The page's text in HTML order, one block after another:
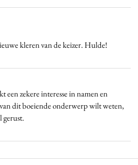
kleren van de keizer. Hulde!
zekere interesse in namen en
dit boeiende onderwerp wilt weten,
gerust.